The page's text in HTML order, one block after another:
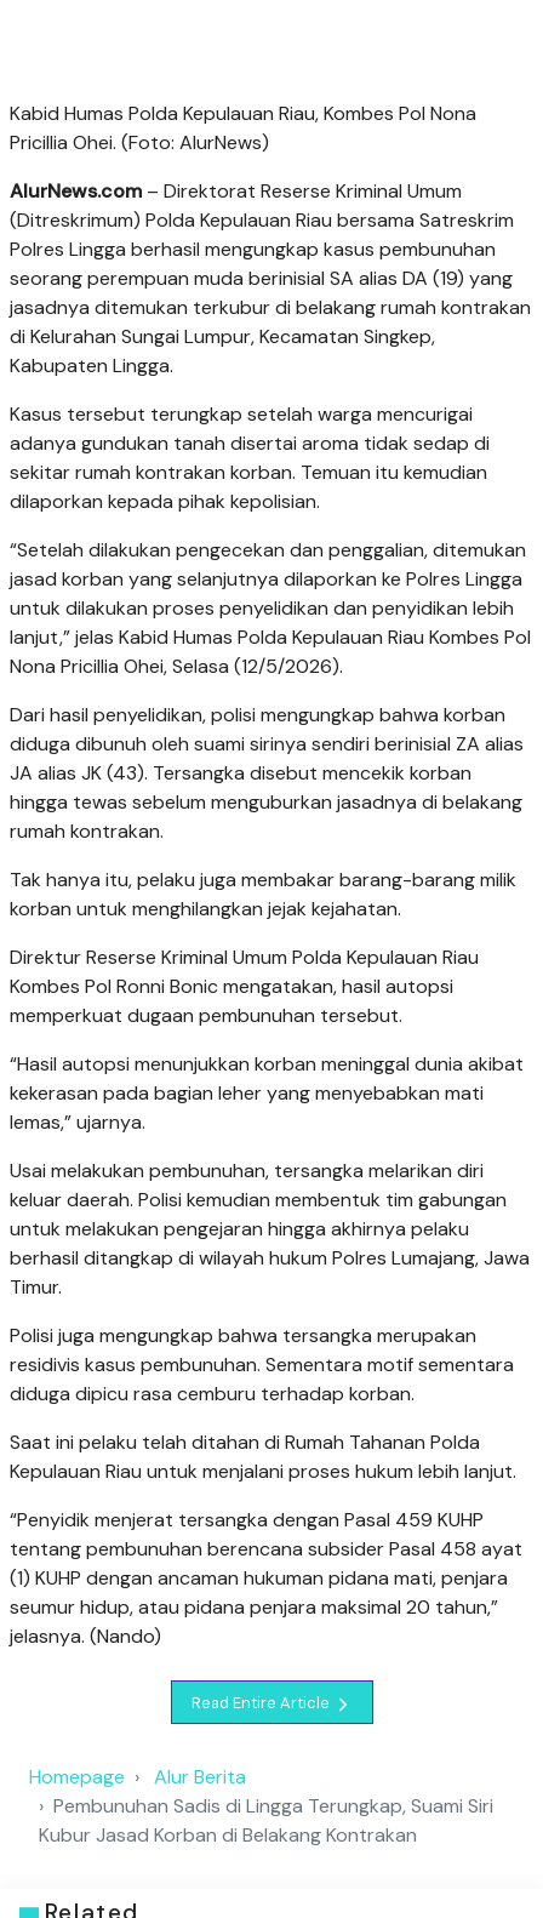
Kabid Humas Polda Kepulauan Riau, Kombes Pol Nona
Pricillia Ohei. (Foto: AlurNews)
AlurNews.com – Direktorat Reserse Kriminal Umum
(Ditreskrimum) Polda Kepulauan Riau bersama Satreskrim
Polres Lingga berhasil mengungkap kasus pembunuhan
seorang perempuan muda berinisial SA alias DA (19) yang
jasadnya ditemukan terkubur di belakang rumah kontrakan
di Kelurahan Sungai Lumpur, Kecamatan Singkep,
Kabupaten Lingga.
Kasus tersebut terungkap setelah warga mencurigai
adanya gundukan tanah disertai aroma tidak sedap di
sekitar rumah kontrakan korban. Temuan itu kemudian
dilaporkan kepada pihak kepolisian.
“Setelah dilakukan pengecekan dan penggalian, ditemukan
jasad korban yang selanjutnya dilaporkan ke Polres Lingga
untuk dilakukan proses penyelidikan dan penyidikan lebih
lanjut,” jelas Kabid Humas Polda Kepulauan Riau Kombes Pol
Nona Pricillia Ohei, Selasa (12/5/2026).
Dari hasil penyelidikan, polisi mengungkap bahwa korban
diduga dibunuh oleh suami sirinya sendiri berinisial ZA alias
JA alias JK (43). Tersangka disebut mencekik korban
hingga tewas sebelum menguburkan jasadnya di belakang
rumah kontrakan.
Tak hanya itu, pelaku juga membakar barang-barang milik
korban untuk menghilangkan jejak kejahatan.
Direktur Reserse Kriminal Umum Polda Kepulauan Riau
Kombes Pol Ronni Bonic mengatakan, hasil autopsi
memperkuat dugaan pembunuhan tersebut.
“Hasil autopsi menunjukkan korban meninggal dunia akibat
kekerasan pada bagian leher yang menyebabkan mati
lemas,” ujarnya.
Usai melakukan pembunuhan, tersangka melarikan diri
keluar daerah. Polisi kemudian membentuk tim gabungan
untuk melakukan pengejaran hingga akhirnya pelaku
berhasil ditangkap di wilayah hukum Polres Lumajang, Jawa
Timur.
Polisi juga mengungkap bahwa tersangka merupakan
residivis kasus pembunuhan. Sementara motif sementara
diduga dipicu rasa cemburu terhadap korban.
Saat ini pelaku telah ditahan di Rumah Tahanan Polda
Kepulauan Riau untuk menjalani proses hukum lebih lanjut.
“Penyidik menjerat tersangka dengan Pasal 459 KUHP
tentang pembunuhan berencana subsider Pasal 458 ayat
(1) KUHP dengan ancaman hukuman pidana mati, penjara
seumur hidup, atau pidana penjara maksimal 20 tahun,”
jelasnya. (Nando)
Read Entire Article
Homepage
Alur Berita
Pembunuhan Sadis di Lingga Terungkap, Suami Siri
Kubur Jasad Korban di Belakang Kontrakan